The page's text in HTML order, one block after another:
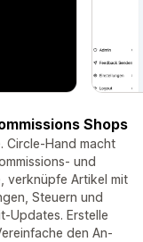
Shops
Circle-Hand macht
und
verknüpfe Artikel mit
Steuern und
Updates. Erstelle
den An-